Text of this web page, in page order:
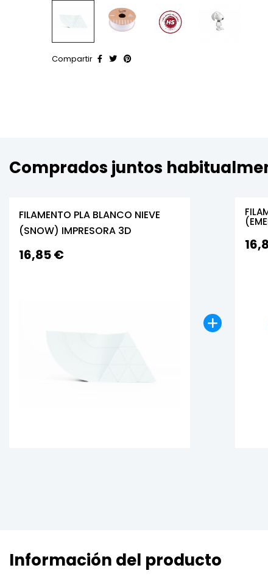
Compartir
Comprados juntos
FILAMENTO PLA BLANCO NIEVE
(SNOW) IMPRESORA 3D
16,85 €
Información del producto